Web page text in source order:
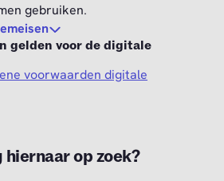
gebruiken.
gelden voor de digitale
voorwaarden digitale
op zoek?